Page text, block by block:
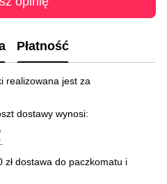
Płatność
realizowana jest za
dostawy wynosi:
dostawa do paczkomatu i